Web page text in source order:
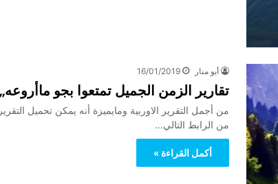
أبو منار 16/01/2019
تقارير الزمن الجميل تمتعوا بجو
من أجمل التقرير الاوربية ومايميزة أنه يمكن تحميل
من الرابط التالي…
أكمل القراءة »